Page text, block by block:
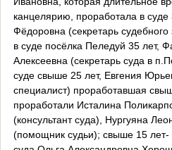
канцелярию, проработала в суде
Фёдоровна (секретарь
в суде посёлка Пеледуй 35 лет,
Алексеевна (секретарь суда в
суде свыше 25 лет, Евгения
специалист) проработавшая
проработали Исталина
(консультант суда), Нургуяна
(помощник судьи); свыше 15